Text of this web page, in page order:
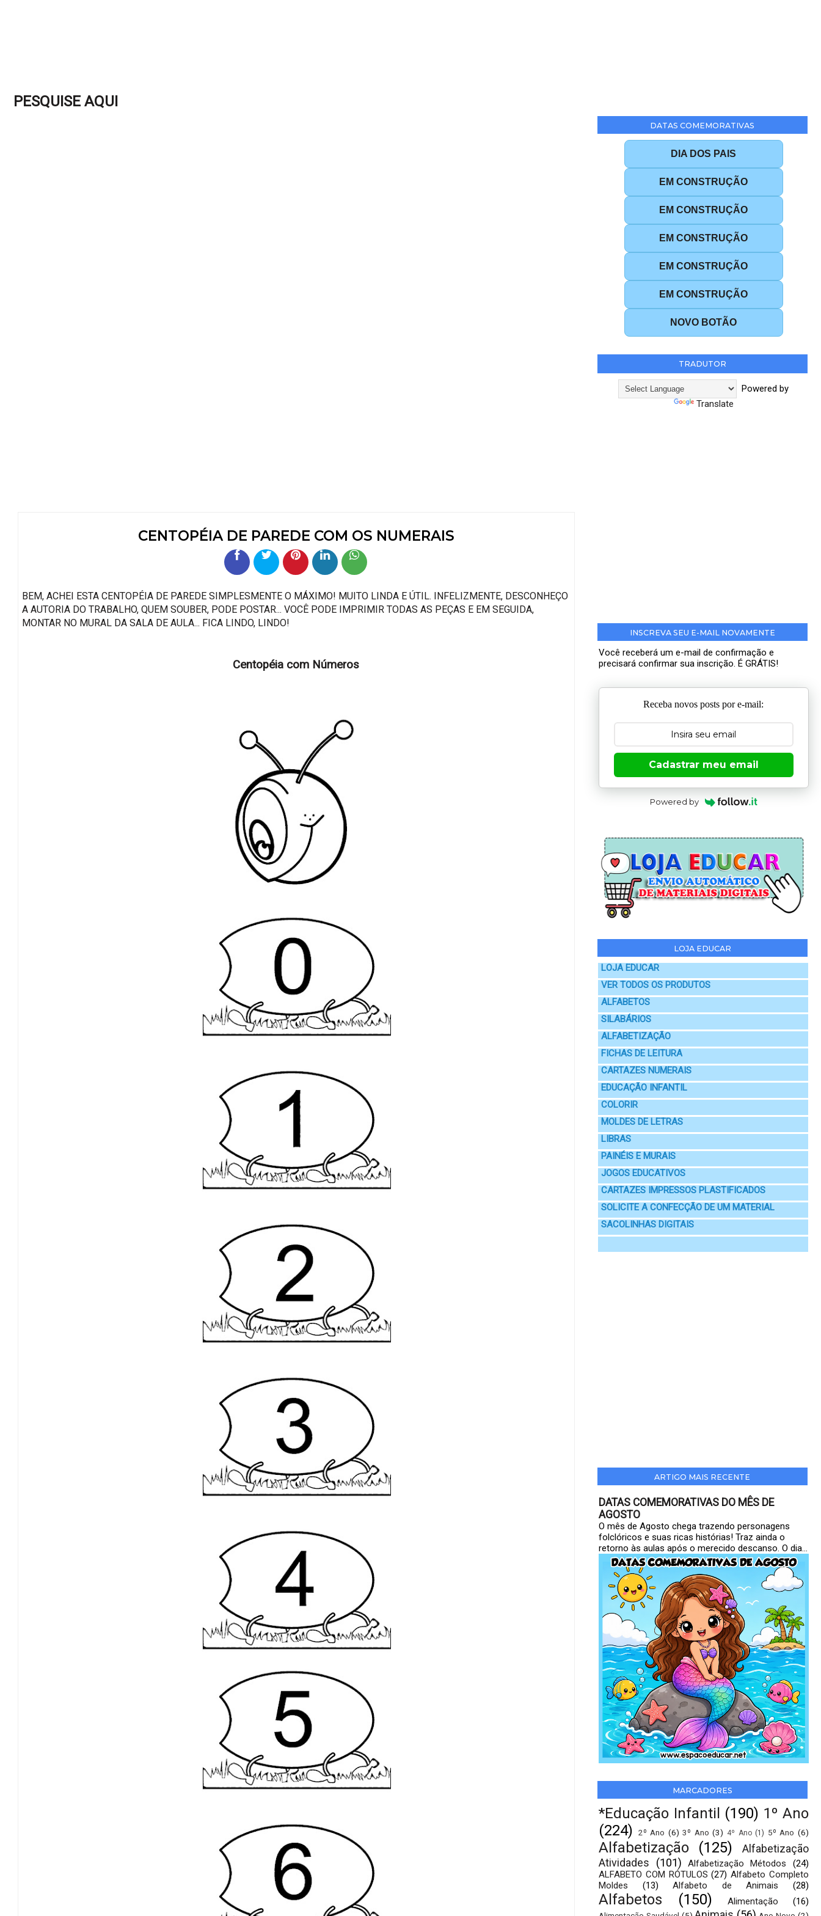
PESQUISE AQUI
CENTOPÉIA DE PAREDE COM OS NUMERAIS
BEM, ACHEI ESTA CENTOPÉIA DE PAREDE SIMPLESMENTE O MÁXIMO! MUITO LINDA E ÚTIL. INFELIZMENTE, DESCONHEÇO
A AUTORIA DO TRABALHO, QUEM SOUBER, PODE POSTAR... VOCÊ PODE IMPRIMIR TODAS AS PEÇAS E EM SEGUIDA,
MONTAR NO MURAL DA SALA DE AULA... FICA LINDO, LINDO!
Centopéia com Números
DATAS COMEMORATIVAS
DIA DOS PAIS
EM CONSTRUÇÃO
EM CONSTRUÇÃO
EM CONSTRUÇÃO
EM CONSTRUÇÃO
EM CONSTRUÇÃO
NOVO BOTÃO
TRADUTOR
Powered by
Translate
INSCREVA SEU E-MAIL NOVAMENTE
Você receberá um e-mail de confirmação e
precisará confirmar sua inscrição. É GRÁTIS!
Receba novos posts por e-mail:
Cadastrar meu email
Powered by
LOJA EDUCAR
LOJA EDUCAR
VER TODOS OS PRODUTOS
ALFABETOS
SILABÁRIOS
ALFABETIZAÇÃO
FICHAS DE LEITURA
CARTAZES NUMERAIS
EDUCAÇÃO INFANTIL
COLORIR
MOLDES DE LETRAS
LIBRAS
PAINÉIS E MURAIS
JOGOS EDUCATIVOS
CARTAZES IMPRESSOS PLASTIFICADOS
SOLICITE A CONFECÇÃO DE UM MATERIAL
SACOLINHAS DIGITAIS
ARTIGO MAIS RECENTE
DATAS COMEMORATIVAS DO MÊS DE
AGOSTO
O mês de Agosto chega trazendo personagens
folclóricos e suas ricas histórias! Traz ainda o
retorno às aulas após o merecido descanso. O dia...
MARCADORES
*Educação Infantil (190) 1º Ano
(224)
2º Ano (6) 3º Ano (3) 4º Ano (1) 5º Ano (6)
Alfabetização (125)
Alfabetização
Atividades
(101) Alfabetização Métodos
(24)
ALFABETO COM RÓTULOS (27) Alfabeto Completo
Moldes
(13) Alfabeto de Animais (28)
Alfabetos (150) Alimentação (16)